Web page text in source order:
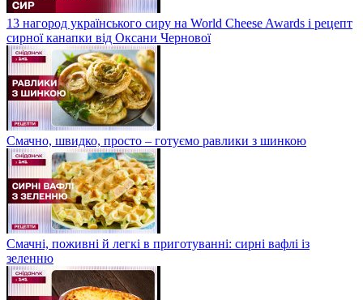
13 нагород українського сиру на World Cheese Awards і рецепт
сирної канапки від Оксани Чернової
Смачно, швидко, просто – готуємо равлики з шинкою
Смачні, поживні й легкі в приготуванні: сирні вафлі із
зеленню